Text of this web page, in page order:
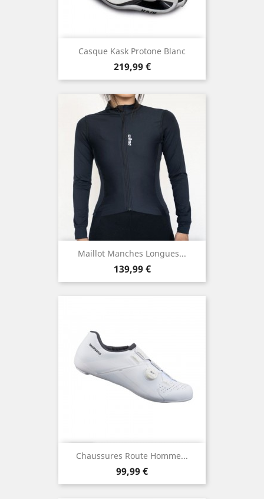
Casque Kask Protone Blanc
Prix
219,99 €
Maillot Manches Longues...
Prix
139,99 €
Chaussures Route Homme...
Prix
99,99 €